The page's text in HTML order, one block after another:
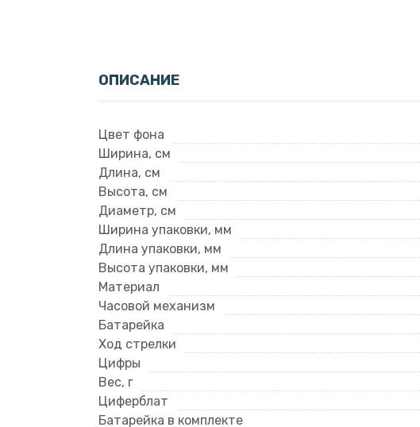
ОПИСАНИЕ
Цвет фона
Ширина, см
Длина, см
Высота, см
Диаметр, см
Ширина упаковки, мм
Длина упаковки, мм
Высота упаковки, мм
Материал
Часовой механизм
Батарейка
Ход стрелки
Цифры
Вес, г
Циферблат
Батарейка в комплекте